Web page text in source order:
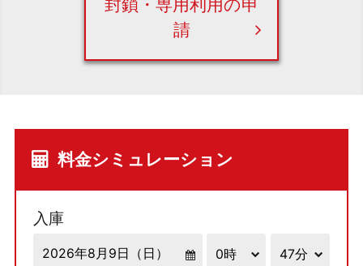
封鎖・専用利用の申
請
料金シミュレーション
入庫